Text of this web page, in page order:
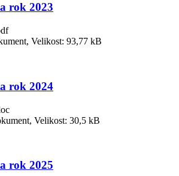
rok 2023
Velikost: 93,77 kB
rok 2024
Velikost: 30,5 kB
rok 2025